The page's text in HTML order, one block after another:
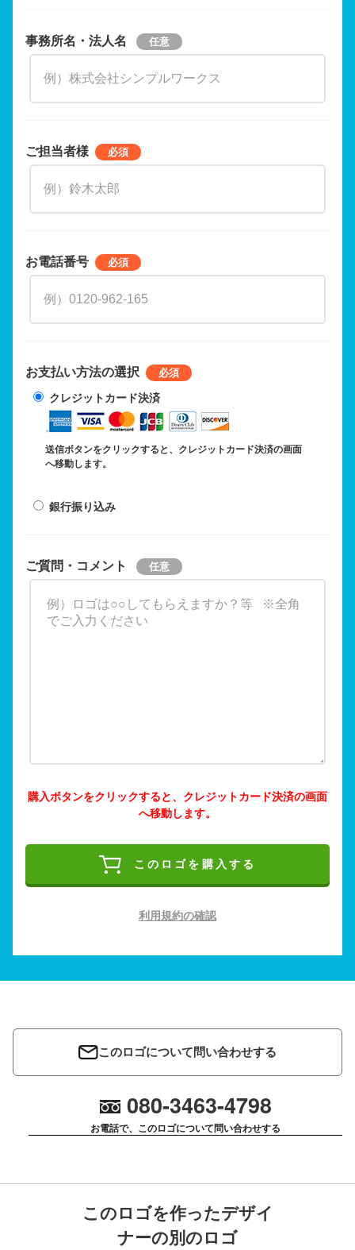
事務所名・法人名
ご担当者様
お電話番号
お支払い方法の選択
クレジットカード決済
送信ボタンをクリックすると、クレジットカード決済の画面
へ移動します。
銀行振り込み
ご質問・コメント
購入ボタンをクリックすると、クレジットカード決済の画面
へ移動します。
このロゴを購入する
利用規約の確認
このロゴについて問い合わせする
080-3463-4798
お電話で、このロゴについて問い合わせする
このロゴを作ったデザイ
ナーの別のロゴ